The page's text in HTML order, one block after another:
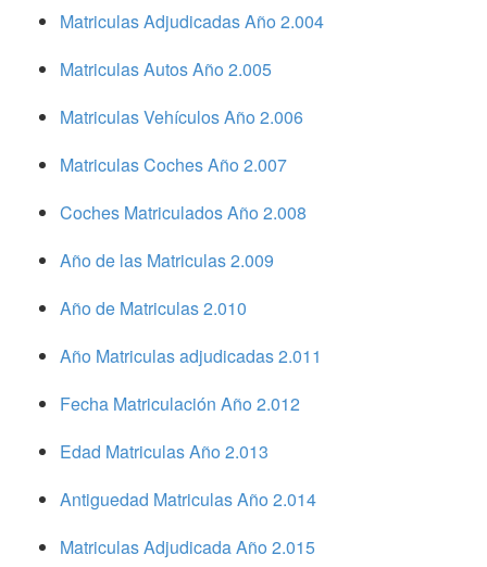
Matriculas Adjudicadas Año 2.004
Matriculas Autos Año 2.005
Matriculas Vehículos Año 2.006
Matriculas Coches Año 2.007
Coches Matriculados Año 2.008
Año de las Matriculas 2.009
Año de Matriculas 2.010
Año Matriculas adjudicadas 2.011
Fecha Matriculación Año 2.012
Edad Matriculas Año 2.013
Antiguedad Matriculas Año 2.014
Matriculas Adjudicada Año 2.015